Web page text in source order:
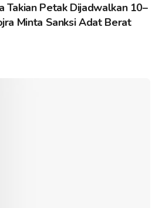
Takian Petak Dijadwalkan 10–
Minta Sanksi Adat Berat